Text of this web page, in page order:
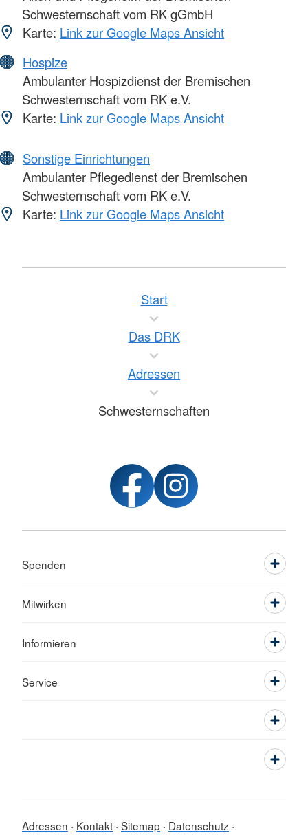
Schwesternschaft vom RK gGmbH
Karte: Link zur Google Maps Ansicht
Hospize
Ambulanter Hospizdienst der Bremischen
Schwesternschaft vom RK e.V.
Karte: Link zur Google Maps Ansicht
Sonstige Einrichtungen
Ambulanter Pflegedienst der Bremischen
Schwesternschaft vom RK e.V.
Karte: Link zur Google Maps Ansicht
Start
Das DRK
Adressen
Schwesternschaften
Spenden
Mitwirken
Informieren
Service
Adressen Kontakt Sitemap
Datenschutz